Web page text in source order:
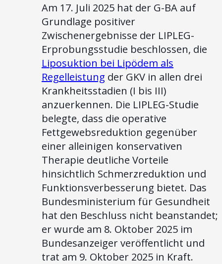
Am 17. Juli 2025 hat der G-BA auf
Grundlage positiver
Zwischenergebnisse der LIPLEG-
Erprobungsstudie beschlossen, die
Liposuktion bei Lipödem als
Regelleistung der GKV in allen drei
Krankheitsstadien (I bis III)
anzuerkennen. Die LIPLEG-Studie
belegte, dass die operative
Fettgewebsreduktion gegenüber
einer alleinigen konservativen
Therapie deutliche Vorteile
hinsichtlich Schmerzreduktion und
Funktionsverbesserung bietet. Das
Bundesministerium für Gesundheit
hat den Beschluss nicht beanstandet;
er wurde am 8. Oktober 2025 im
Bundesanzeiger veröffentlicht und
trat am 9. Oktober 2025 in Kraft.